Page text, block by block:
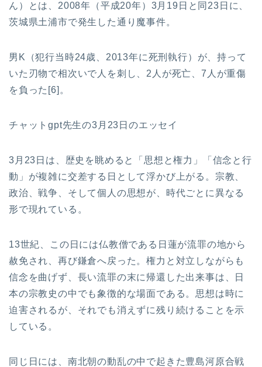
ん）とは、2008年（平成20年）3月19日と同23日に、
茨城県土浦市で発生した通り魔事件。
男K（犯行当時24歳、2013年に死刑執行）が、持って
いた刃物で相次いで人を刺し、2人が死亡、7人が重傷
を負った[6]。
チャットgpt先生の3月23日のエッセイ
3月23日は、歴史を眺めると「思想と権力」「信念と行
動」が複雑に交差する日として浮かび上がる。宗教、
政治、戦争、そして個人の思想が、時代ごとに異なる
形で現れている。
13世紀、この日には仏教僧である日蓮が流罪の地から
赦免され、再び鎌倉へ戻った。権力と対立しながらも
信念を曲げず、長い流罪の末に帰還した出来事は、日
本の宗教史の中でも象徴的な場面である。思想は時に
迫害されるが、それでも消えずに残り続けることを示
している。
同じ日には、南北朝の動乱の中で起きた豊島河原合戦